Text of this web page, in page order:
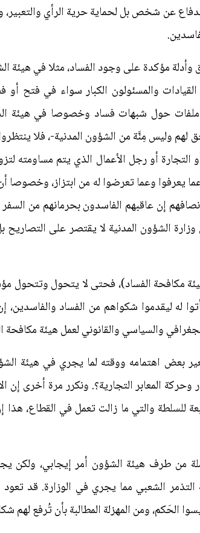
عن شخص بل لحماية حرية الرأي
مؤكدة على وجود الفساد، مثلا في هيئة
والمسئولون الكبار سواء في فتح أو
حول شبهات فساد وخصوصا في هيئة
لهم وليس مِنَّة من الشؤون المدنية-، فلا
أو رجل الأعمال الذي يتم مساومته
يعرفوا وعما تعرضوا له من ابتزاز، وخصوصا
إن عاقبهم الفاسدون بحرمانهم من
الشؤون المدنية لا يقتصر على التصاريح
مكافحة الفساد)، فحتى لا يتحول
له ليقدموا شكواهم من الفساد
والسياسي والقانوني لعمل هيئة مكافحة
بعض اهتمامه ووقته لما يجري في هيئة
المعابر التجارية؟. ونكرر مرة أخرى إن
والتي ما زالت تعمل في القطاع، هذا
من طرف هيئة الشؤون أمر إيجابي،
الشعبي مما يجري في الوزارة. قد
الحَكم، ومن المهزلة المطالبة بأن تُرفع لهم